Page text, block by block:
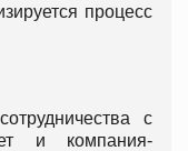
процесс
с
и компания-